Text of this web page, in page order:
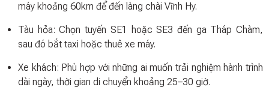
máy khoảng 60km để đến làng chài Vĩnh Hy.
Tàu hỏa: Chọn tuyến SE1 hoặc SE3 đến ga Tháp Chàm,
sau đó bắt taxi hoặc thuê xe máy.
Xe khách: Phù hợp với những ai muốn trải nghiệm hành trình
dài ngày, thời gian di chuyển khoảng 25–30 giờ.